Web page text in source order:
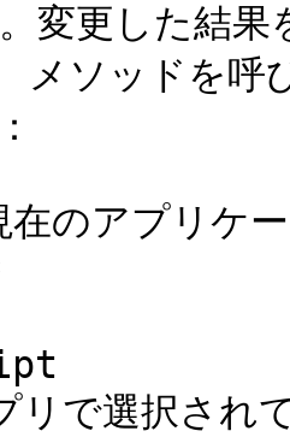
変更した結
ソッドを呼び
のアプリケ
で選択され